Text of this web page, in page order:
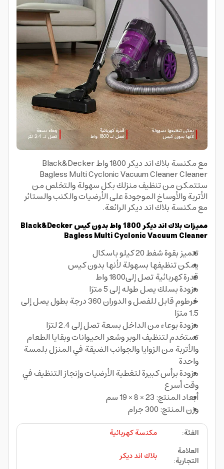
مع مكنسة بلاك اند ديكر 1800 واط Black&Decker
Bagless Multi Cyclonic Vacuum Cleaner Cleaner
ستتمكن من تنظيف منزلك بكل سهولة والتخلص من
الأتربة والأوساخ الموجودة على الأرضيات والكنب والستائر
مع مكنسة بلاك اند ديكر الرائعة.
مميزات بلاك اند ديكر 1800 واط بدون كيس Black&Decker
Bagless Multi Cyclonic Vacuum Cleaner
تتميز بقوة شفط 20 كيلو باسكال
يمكن تنظيفها بسهولة لأنها بدون كيس
قدرة كهربائية تصل إلى1800 واط
مزودة بسلك يصل طوله إلى 5 مترًا
خرطوم قابل للفصل و الدوران 360 درجة بطول يصل إلى
1.5 مترًا
مزودة بوعاء من الداخل بسعة تصل إلى 2.4 لترًا
تستخدم لتنظيف الوبر وشعر الحيوانات وبقايا الطعام
والأتربة من الزوايا والجوانب الضيقة في المنزل بلمسة
واحدة
مزودة برأس كبيرة لتغطية الأرضيات وإنجاز التنظيف في
وقت أسرع
أبعاد المنتج: 23 × 8 × 19 سم
وزن المنتج: 300 جرام
الفئة:
مكنسة كهربائية
العلامة
التجارية: بلاك اند ديكر